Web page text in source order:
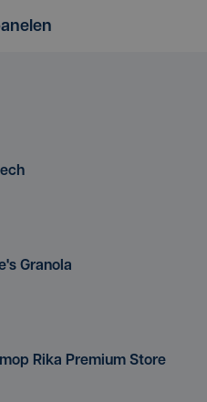
Granola
Rika Premium Store